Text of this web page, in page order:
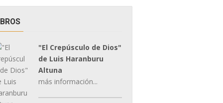
"El Crepúsculo de Dios"
de Luis Haranburu
Altuna
más información...